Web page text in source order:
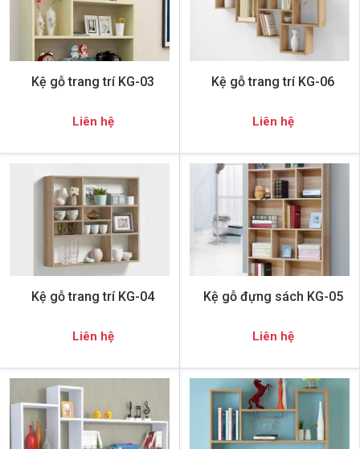
Kệ gỗ trang trí KG-03
Liên hệ
Kệ gỗ trang trí KG-06
Liên hệ
Kệ gỗ trang trí KG-04
Liên hệ
Kệ gỗ đựng sách KG-05
Liên hệ